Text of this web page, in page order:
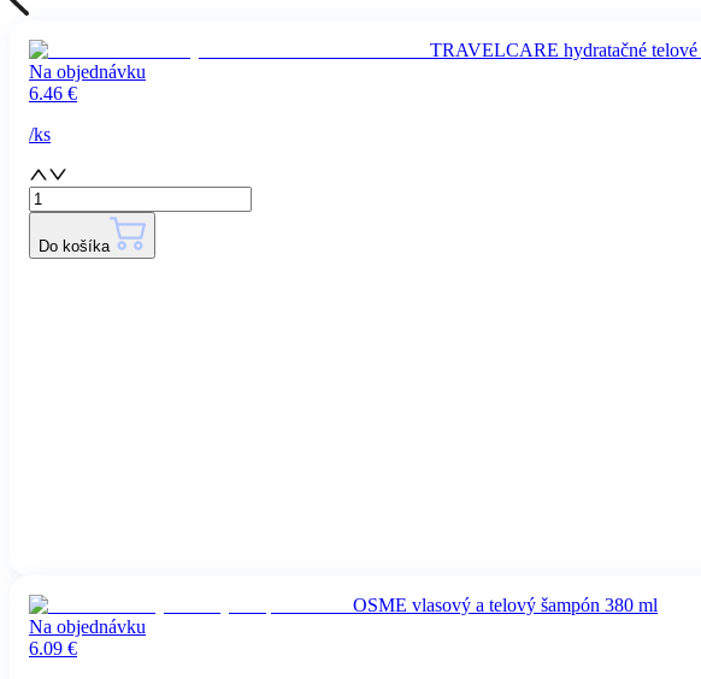
TRAVELCARE hydratačné
Na objednávku
6.46 €
/ks
Do košíka
OSME vlasový a telový šampón 380 ml
Na objednávku
6.09 €